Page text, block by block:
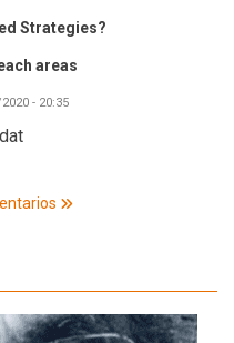
Strategies?
areas
- 20:35